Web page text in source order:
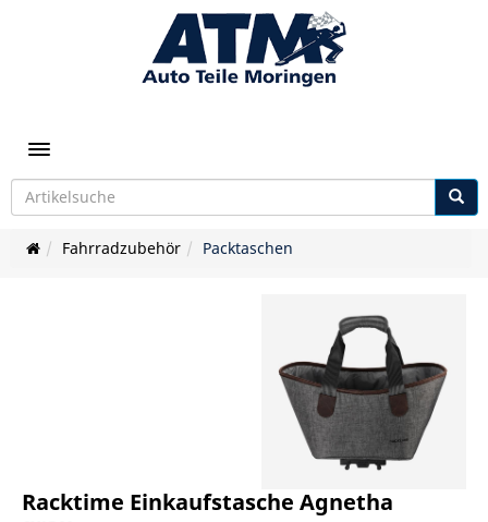
Toggle navigation
Fahrradzubehör Packtaschen
Racktime Einkaufstasche Agnetha